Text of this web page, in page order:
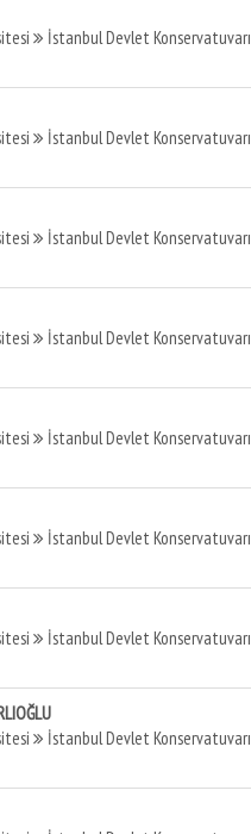
İstanbul Devlet Konservatuvarı
İstanbul Devlet Konservatuvarı
İstanbul Devlet Konservatuvarı
İstanbul Devlet Konservatuvarı
İstanbul Devlet Konservatuvarı
İstanbul Devlet Konservatuvarı
İstanbul Devlet Konservatuvarı
İstanbul Devlet Konservatuvarı